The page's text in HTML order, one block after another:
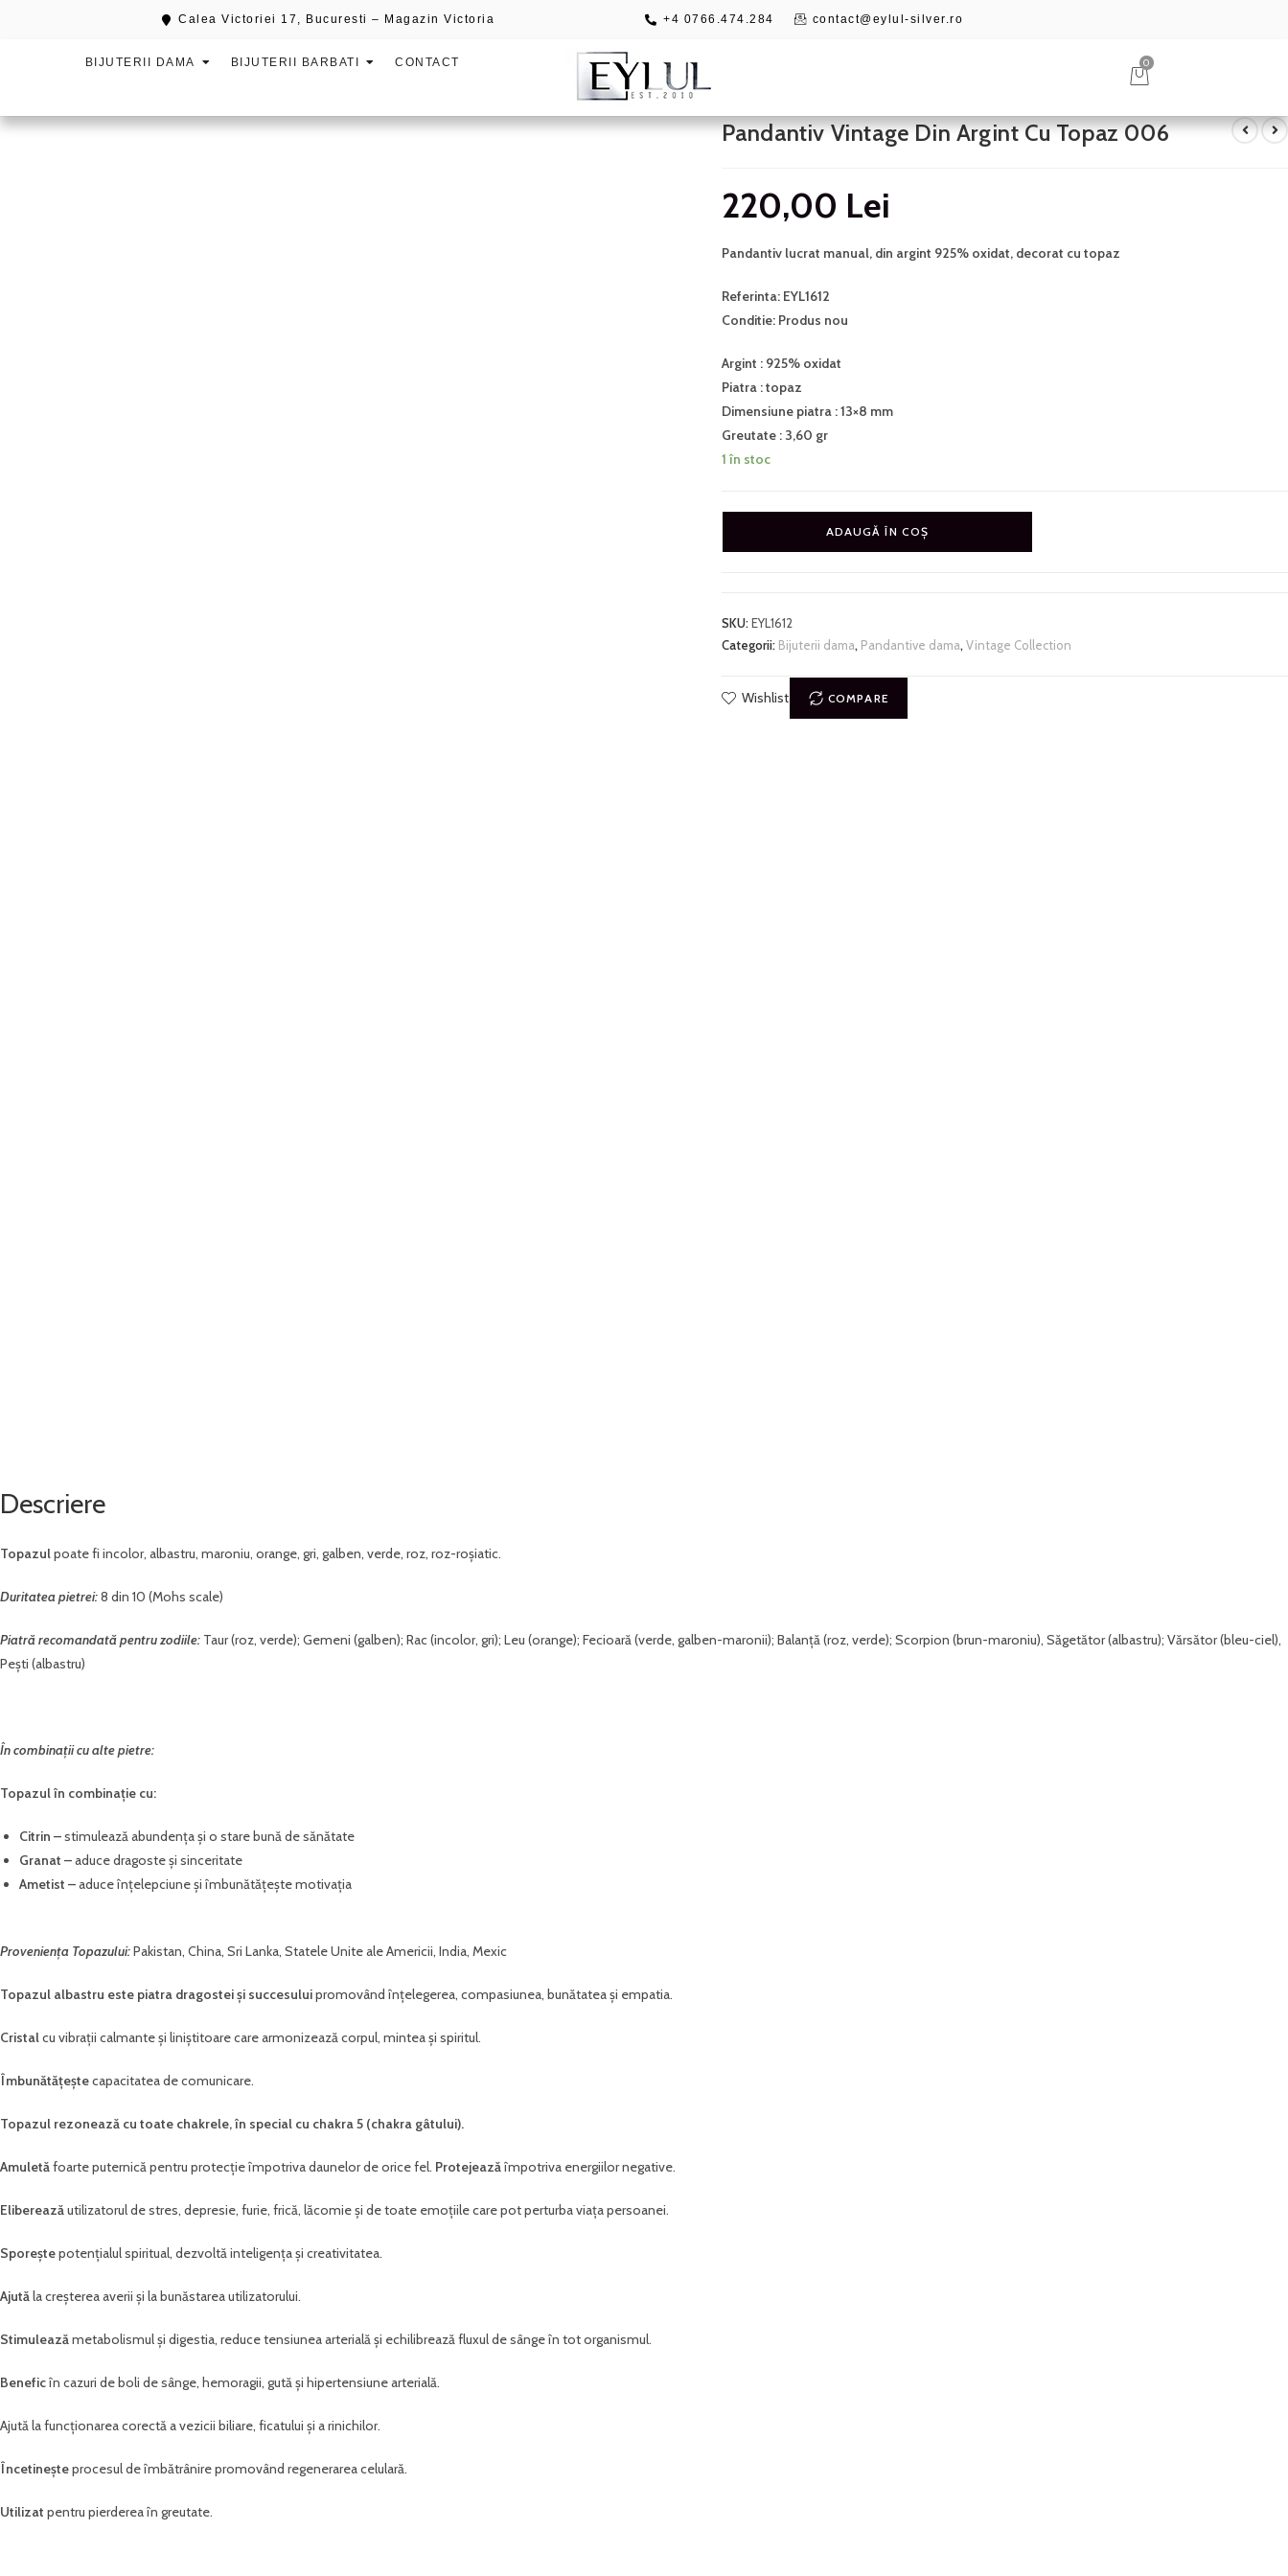
Calea Victoriei 17, Bucuresti – Magazin Victoria +4 0766.474.284 contact@eylul-silver.ro
BIJUTERII DAMA BIJUTERII BARBATI CONTACT 0
Pandantiv Vintage Din Argint Cu Topaz 006
220,00 Lei
Pandantiv lucrat manual, din argint 925% oxidat, decorat cu topaz
Referinta: EYL1612
Conditie: Produs nou
Argint : 925% oxidat
Piatra : topaz
Dimensiune piatra : 13×8 mm
Greutate : 3,60 gr
1 în stoc
ADAUGĂ ÎN COȘ
SKU:EYL1612
Categorii: Bijuterii dama, Pandantive dama, Vintage Collection
Wishlist COMPARE
Descriere
Topazulpoate fi incolor, albastru, maroniu, orange, gri, galben, verde, roz, roz-roșiatic.
Duritatea pietrei:8 din 10 (Mohs scale)
Piatră recomandată pentru zodiile: Taur (roz, verde); Gemeni (galben); Rac (incolor, gri); Leu (orange); Fecioară (verde, galben-maronii); Balanță (roz, verde); Scorpion (brun-maroniu), Săgetător (albastru); Vărsător (bleu-ciel),
Pești (albastru)
În combinații cu alte pietre:
Topazul în combinație cu:
Citrin –stimulează abundența și o stare bună de sănătate
Granat –aduce dragoste și sinceritate
Ametist –aduce înțelepciune și îmbunătățește motivația
Proveniența Topazului:Pakistan, China, Sri Lanka, Statele Unite ale Americii, India, Mexic
Topazul albastru este piatra dragostei și succesuluipromovând înțelegerea, compasiunea, bunătatea și empatia.
Cristalcu vibrații calmante și liniștitoare care armonizează corpul, mintea și spiritul.
Îmbunătățeștecapacitatea de comunicare.
Topazul rezonează cu toate chakrele, în special cu chakra 5 (chakra gâtului).
Amuletăfoarte puternică pentru protecție împotriva daunelor de orice fel. Protejeazăîmpotriva energiilor negative.
Elibereazăutilizatorul de stres, depresie, furie, frică, lăcomie și de toate emoțiile care pot perturba viața persoanei.
Sporeștepotențialul spiritual, dezvoltă inteligența și creativitatea.
Ajutăla creșterea averii și la bunăstarea utilizatorului.
Stimuleazămetabolismul și digestia, reduce tensiunea arterială și echilibrează fluxul de sânge în tot organismul.
Beneficîn cazuri de boli de sânge, hemoragii, gută și hipertensiune arterială.
Ajută la funcționarea corectă a vezicii biliare, ficatului și a rinichilor.
Încetineșteprocesul de îmbătrânire promovând regenerarea celulară.
Utilizat pentru pierderea în greutate.